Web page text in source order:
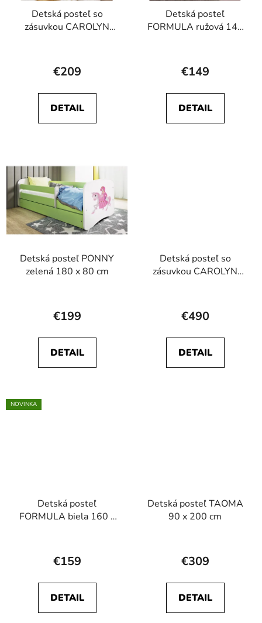
Detská posteľ so
zásuvkou CAROLYN
€209
DETAIL
Detská posteľ
FORMULA ružová 140
€149
DETAIL
Detská posteľ PONNY
zelená 180 x 80 cm
€199
DETAIL
Detská posteľ so
zásuvkou CAROLYN
hodnotenie
je
5,0
€490
DETAIL
NOVINKA
Detská posteľ
FORMULA biela 160 x
€159
DETAIL
Detská posteľ TAOMA
90 x 200 cm
€309
DETAIL